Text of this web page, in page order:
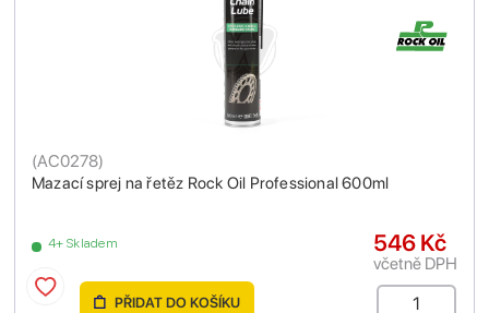
Mazací sprej na řetěz Rock Oil Professional 600ml
(AC0278)
4+ Skladem 546 Kč
včetně DPH
PŘIDAT DO KOŠÍKU